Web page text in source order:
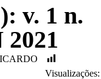
v. 1 n.
Visualizações: